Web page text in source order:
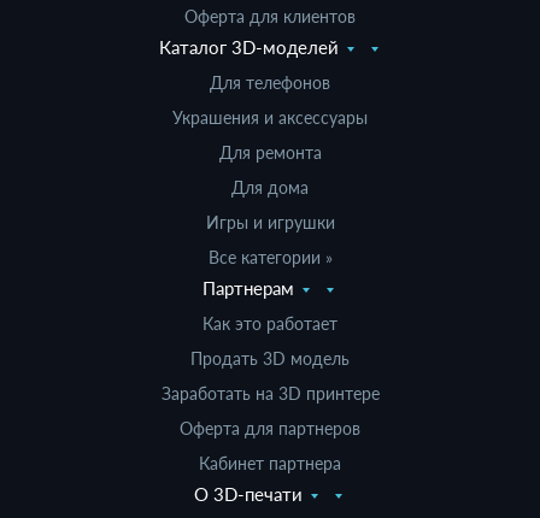
Оферта для клиентов
Каталог 3D-моделей
Для телефонов
Украшения и аксессуары
Для ремонта
Для дома
Игры и игрушки
Все категории »
Партнерам
Как это работает
Продать 3D модель
Заработать на 3D принтере
Оферта для партнеров
Кабинет партнера
О 3D-печати